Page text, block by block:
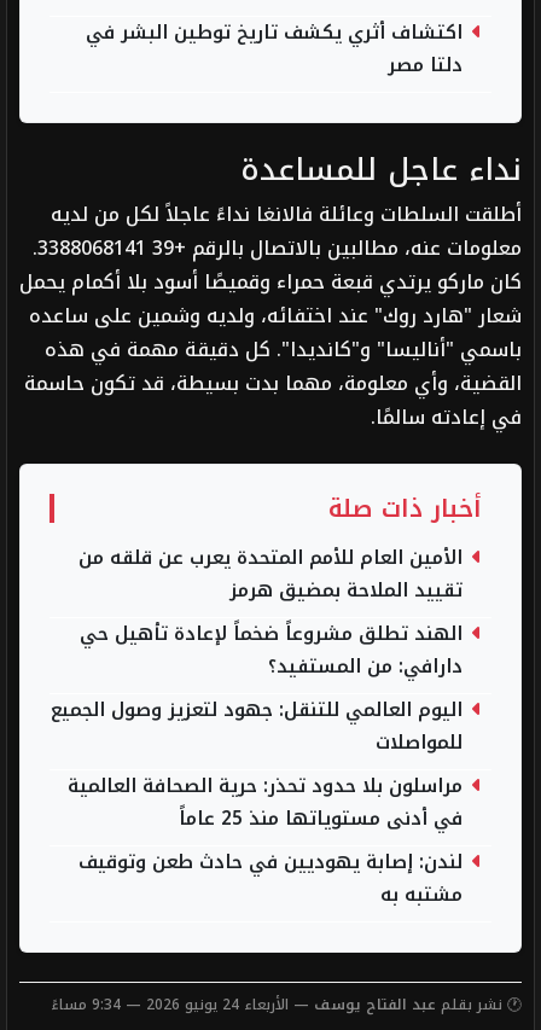
اكتشاف أثري يكشف تاريخ توطين البشر في
دلتا مصر
نداء عاجل للمساعدة
أطلقت السلطات وعائلة فالانغا نداءً عاجلاً لكل من لديه
معلومات عنه، مطالبين بالاتصال بالرقم +39 3388068141.
كان ماركو يرتدي قبعة حمراء وقميصًا أسود بلا أكمام يحمل
شعار "هارد روك" عند اختفائه، ولديه وشمين على ساعده
باسمي "أناليسا" و"كانديدا". كل دقيقة مهمة في هذه
القضية، وأي معلومة، مهما بدت بسيطة، قد تكون حاسمة
في إعادته سالمًا.
أخبار ذات صلة
الأمين العام للأمم المتحدة يعرب عن قلقه من
تقييد الملاحة بمضيق هرمز
الهند تطلق مشروعاً ضخماً لإعادة تأهيل حي
دارافي: من المستفيد؟
اليوم العالمي للتنقل: جهود لتعزيز وصول الجميع
للمواصلات
مراسلون بلا حدود تحذر: حرية الصحافة العالمية
في أدنى مستوياتها منذ 25 عاماً
لندن: إصابة يهوديين في حادث طعن وتوقيف
مشتبه به
🕐 نشر بقلم عبد الفتاح يوسف — الأربعاء 24 يونيو 2026 — 9:34 مساءً